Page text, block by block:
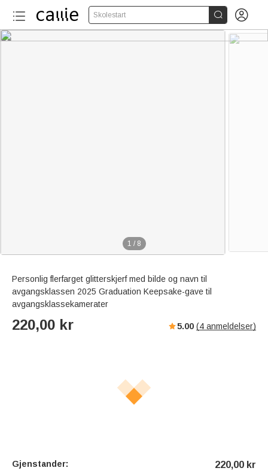
Skolestart  
1 / 8
Personlig flerfarget glitterskjerf med bilde og navn til
avgangsklassen 2025 Graduation Keepsake-gave til
avgangsklassekamerater
220,00 kr 5.00 (4 anmeldelser)
Gjenstander: 220,00 kr